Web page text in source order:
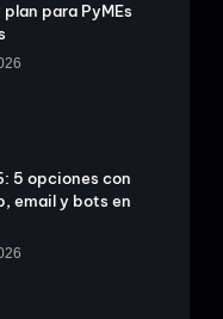
para PyMEs
5 opciones con
email y bots en